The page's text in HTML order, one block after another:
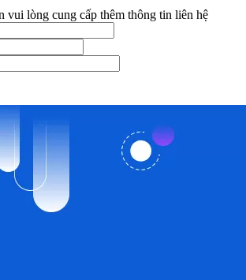
vui lòng cung cấp thêm thông tin liên hệ